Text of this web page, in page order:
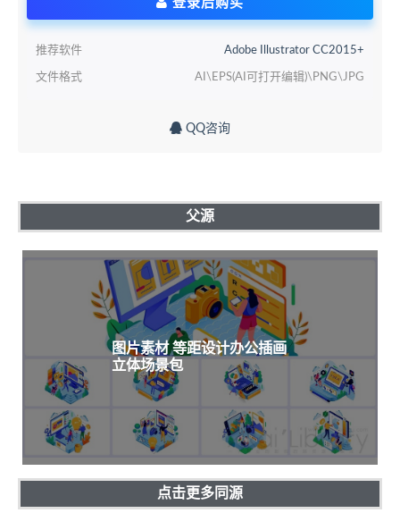
登录后购买
推荐软件 Adobe Illustrator CC2015+
文件格式 AI\EPS(AI可打开编辑)\PNG\JPG
QQ咨询
父源
图片素材 等距设计办公插画
立体场景包
点击更多同源